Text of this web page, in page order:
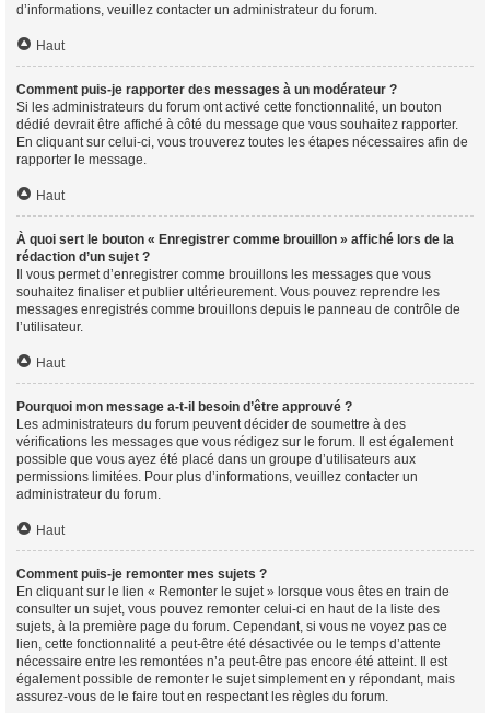
d’informations, veuillez contacter un administrateur du forum.
Haut
Comment puis-je rapporter des messages à un modérateur ?
Si les administrateurs du forum ont activé cette fonctionnalité, un bouton
dédié devrait être affiché à côté du message que vous souhaitez rapporter.
En cliquant sur celui-ci, vous trouverez toutes les étapes nécessaires afin de
rapporter le message.
Haut
À quoi sert le bouton « Enregistrer comme brouillon » affiché lors de la
rédaction d’un sujet ?
Il vous permet d’enregistrer comme brouillons les messages que vous
souhaitez finaliser et publier ultérieurement. Vous pouvez reprendre les
messages enregistrés comme brouillons depuis le panneau de contrôle de
l’utilisateur.
Haut
Pourquoi mon message a-t-il besoin d’être approuvé ?
Les administrateurs du forum peuvent décider de soumettre à des
vérifications les messages que vous rédigez sur le forum. Il est également
possible que vous ayez été placé dans un groupe d’utilisateurs aux
permissions limitées. Pour plus d’informations, veuillez contacter un
administrateur du forum.
Haut
Comment puis-je remonter mes sujets ?
En cliquant sur le lien « Remonter le sujet » lorsque vous êtes en train de
consulter un sujet, vous pouvez remonter celui-ci en haut de la liste des
sujets, à la première page du forum. Cependant, si vous ne voyez pas ce
lien, cette fonctionnalité a peut-être été désactivée ou le temps d’attente
nécessaire entre les remontées n’a peut-être pas encore été atteint. Il est
également possible de remonter le sujet simplement en y répondant, mais
assurez-vous de le faire tout en respectant les règles du forum.